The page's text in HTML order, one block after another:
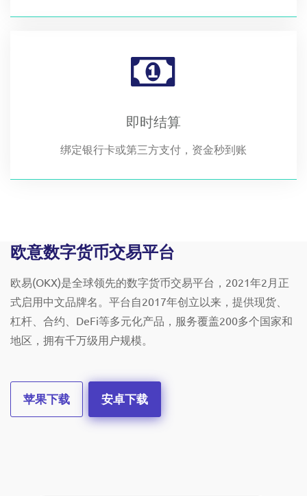
即时结算
绑定银行卡或第三方支付，资金秒到账
欧意数字货币交易平台
欧易(OKX)是全球领先的数字货币交易平台，2021年2月正
式启用中文品牌名。平台自2017年创立以来，提供现货、
杠杆、合约、DeFi等多元化产品，服务覆盖200多个国家和
地区，拥有千万级用户规模。
苹果下载 安卓下载